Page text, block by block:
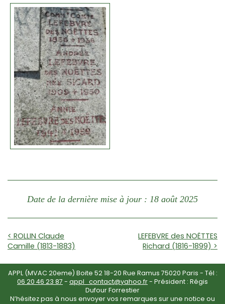
Date de la dernière mise à jour : 18 août 2025
< ROLLIN Claude
Camille (1813-1883)
LEFEBVRE des NOËTTES
Richard (1816-1899) >
APPL (MVAC 20eme) Boite 52 18-20 Rue Ramus 75020 Paris - Tél :
06 20 46 23 87 - appl_contact@yahoo.fr- Président : Régis
Dufour Forrestier
N’hésitez pas à nous envoyer vos remarques sur une notice ou